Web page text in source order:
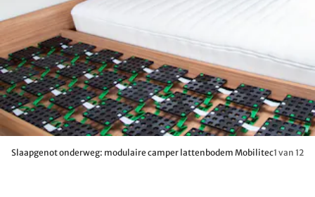
Slaapgenot onderweg: modulaire camper lattenbodem Mobilitec1 van 12